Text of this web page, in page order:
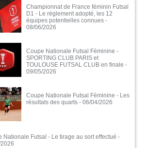
Championnat de France féminin Futsal
D1 - Le règlement adopté, les 12
équipes potentielles connues -
08/06/2026
Coupe Nationale Futsal Féminine -
SPORTING CLUB PARIS et
TOULOUSE FUTSAL CLUB en finale -
09/05/2026
Coupe Nationale Futsal Féminine - Les
résultats des quarts - 06/04/2026
Nationale Futsal - Le tirage au sort effectué -